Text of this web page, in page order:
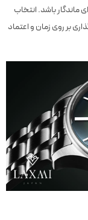
باشد. انتخاب
بر روی زمان و اعتماد